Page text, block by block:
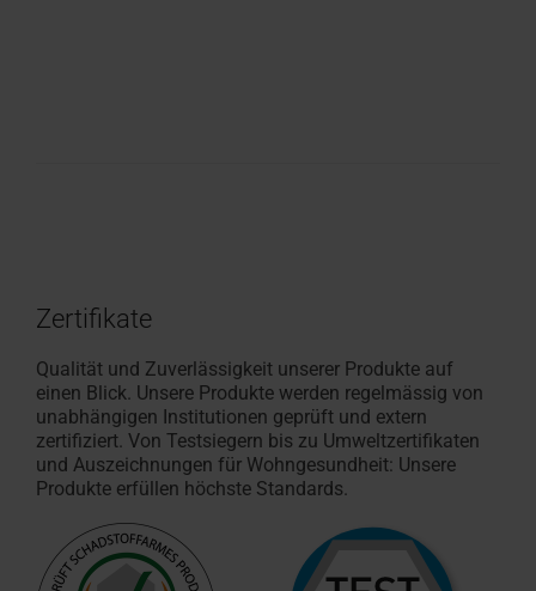
Zertifikate
Qualität und Zuverlässigkeit unserer Produkte auf
einen Blick. Unsere Produkte werden regelmässig von
unabhängigen Institutionen geprüft und extern
zertifiziert. Von Testsiegern bis zu Umweltzertifikaten
und Auszeichnungen für Wohngesundheit: Unsere
Produkte erfüllen höchste Standards.